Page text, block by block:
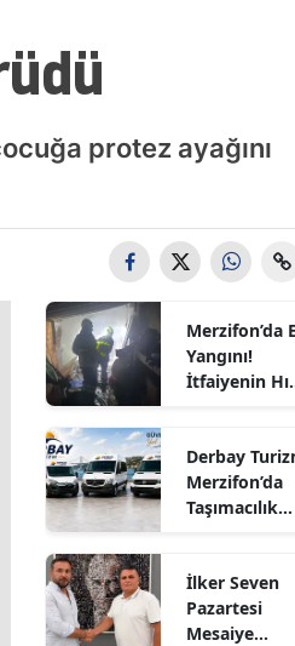
Aydın
Bilecik
Bitlis
Burdur
Bursa
Çankırı
protez ayağını
Merzifon’da
Yangını!
İtfaiyenin
Derbay
Merzifon’da
Taşımacılık
İlker Seven
Pazartesi
Mesaiye